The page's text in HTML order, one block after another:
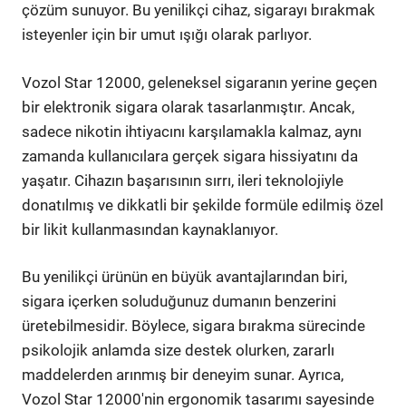
çözüm sunuyor. Bu yenilikçi cihaz, sigarayı bırakmak
isteyenler için bir umut ışığı olarak parlıyor.
Vozol Star 12000, geleneksel sigaranın yerine geçen
bir elektronik sigara olarak tasarlanmıştır. Ancak,
sadece nikotin ihtiyacını karşılamakla kalmaz, aynı
zamanda kullanıcılara gerçek sigara hissiyatını da
yaşatır. Cihazın başarısının sırrı, ileri teknolojiyle
donatılmış ve dikkatli bir şekilde formüle edilmiş özel
bir likit kullanmasından kaynaklanıyor.
Bu yenilikçi ürünün en büyük avantajlarından biri,
sigara içerken soluduğunuz dumanın benzerini
üretebilmesidir. Böylece, sigara bırakma sürecinde
psikolojik anlamda size destek olurken, zararlı
maddelerden arınmış bir deneyim sunar. Ayrıca,
Vozol Star 12000'nin ergonomik tasarımı sayesinde